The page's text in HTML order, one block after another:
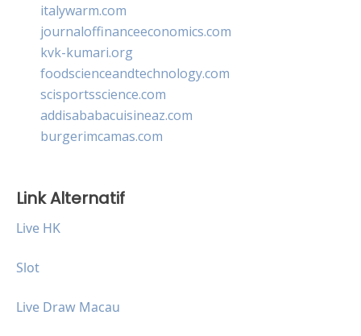
italywarm.com
journaloffinanceeconomics.com
kvk-kumari.org
foodscienceandtechnology.com
scisportsscience.com
addisababacuisineaz.com
burgerimcamas.com
Link Alternatif
Live HK
Slot
Live Draw Macau